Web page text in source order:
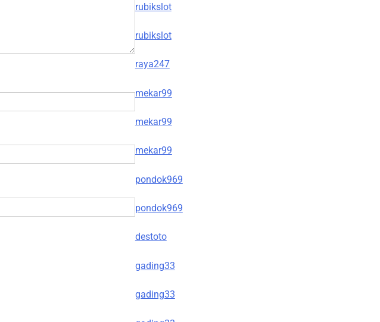
rubikslot
rubikslot
raya247
mekar99
mekar99
mekar99
pondok969
pondok969
destoto
gading33
gading33